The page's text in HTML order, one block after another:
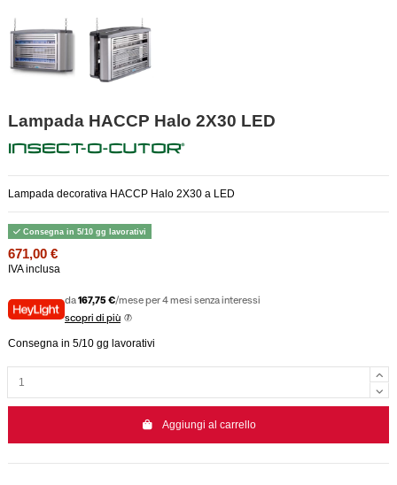
Lampada HACCP Halo 2X30 LED
Lampada decorativa HACCP Halo 2X30 a LED
Consegna in 5/10 gg lavorativi
671,00 €
IVA inclusa
da167,75 €/mese per 4 mesi senza interessi
scopri di più
Consegna in 5/10 gg lavorativi
Aggiungi al carrello